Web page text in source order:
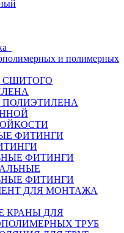
и полимерных
СШИТОГО
ПОЛИЭТИЛЕНА
ФИТИНГИ
ФИТИНГИ
ФИТИНГИ
ДЛЯ МОНТАЖА
КРАНЫ ДЛЯ
ТРУБ